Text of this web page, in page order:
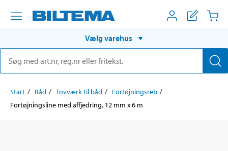
Vælg varehus
Start Båd Tovværk til båd
Fortøjningsreb
Fortøjningsline med affjedring, 12 mm x 6 m